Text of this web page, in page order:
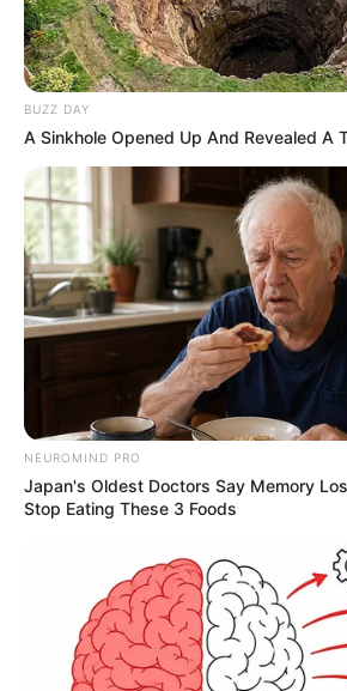
BUZZ DAY
A Sinkhole Opened Up And Revealed A
NEUROMIND PRO
Japan's Oldest Doctors Say Memory
Stop Eating These 3 Foods